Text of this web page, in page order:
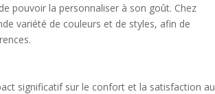
pouvoir la personnaliser à son goût. Chez
variété de couleurs et de styles, afin de
significatif sur le confort et la satisfaction au